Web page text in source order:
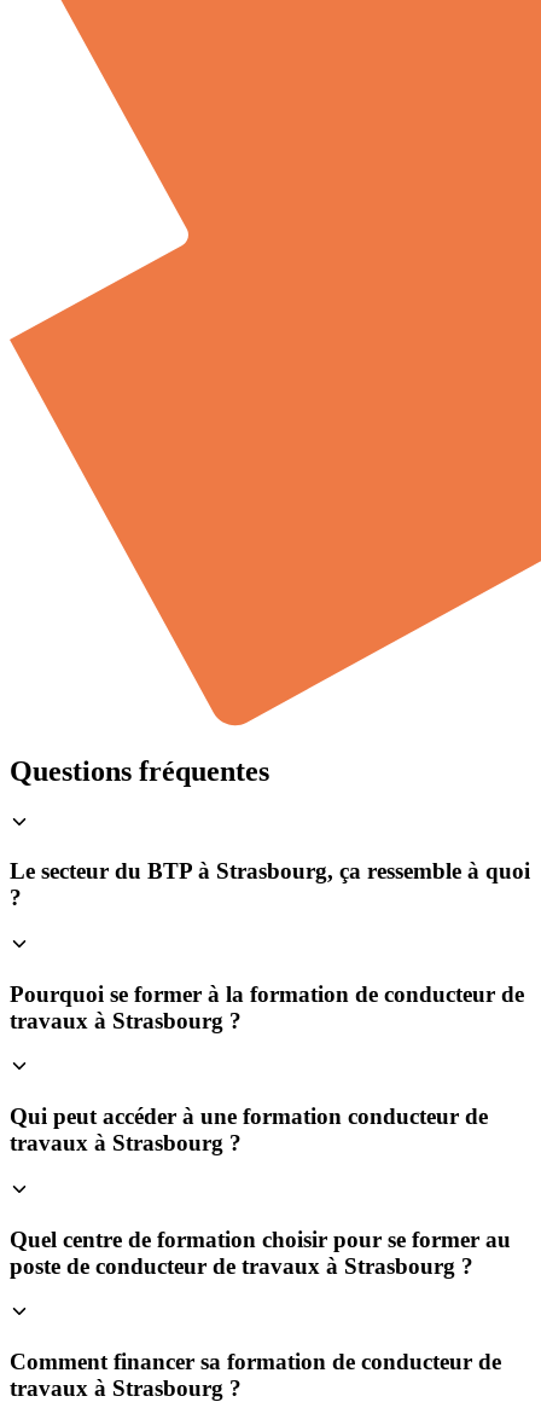
Questions fréquentes
Le secteur du BTP à Strasbourg, ça ressemble à quoi
?
Pourquoi se former à la formation de conducteur de
travaux à Strasbourg ?
Qui peut accéder à une formation conducteur de
travaux à Strasbourg ?
Quel centre de formation choisir pour se former au
poste de conducteur de travaux à Strasbourg ?
Comment financer sa formation de conducteur de
travaux à Strasbourg ?